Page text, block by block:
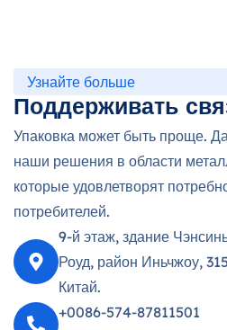
Узнайте больше
Поддерживать
Упаковка может быть проще.
наши решения в области
которые удовлетворят
потребителей.
9-й этаж, здание
Роуд, район Иньчжоу,
Китай.
+0086-574-87811501